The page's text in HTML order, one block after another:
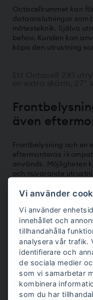
Octacellrummet kan
dataanslutningar som
mötesteknik. Själva
behov. Kunden kan
köpa den utrustning
även
Frontbelysning och en
eftermonteras i
används. Möjligheten
och nuvarande
När ett befintligt rum
eller koncentrerat
om frontbelysning
vilken skärmstorlek
vilka fästen och
om uppdateringen
Läs mer om våra
storlekarna och
Vi använder
Vi använder
innehållet och
tillhandahålla
analysera vår trafik.
identifierare och
de sociala medier
som vi samarbetar
kombinera
som du har